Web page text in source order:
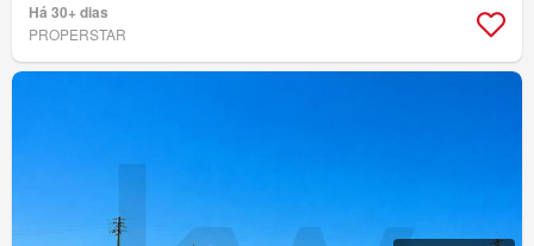
Há 30+ dias
PROPERSTAR